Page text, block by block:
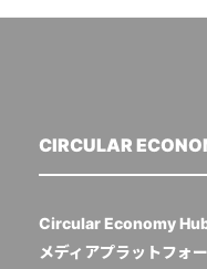
CIRCULAR
Circular Economy Hub
メディアプラットフォ